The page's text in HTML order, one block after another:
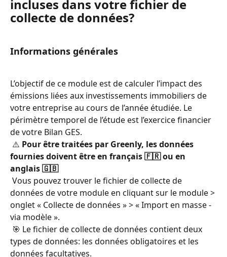
incluses dans votre fichier de
collecte de données?
Informations générales
L’objectif de ce module est de calculer l’impact des
émissions liées aux investissements immobiliers de
votre entreprise au cours de l’année étudiée. Le
périmètre temporel de l’étude est l’exercice financier
de votre Bilan GES.
⚠️ Pour être traitées par Greenly, les données
fournies doivent être en français 🇫🇷 ou en
anglais 🇬🇧
données de votre module en cliquant sur le module >
onglet « Collecte de données » > « Import en masse -
via modèle ».
types de données: les données obligatoires et les
données facultatives.